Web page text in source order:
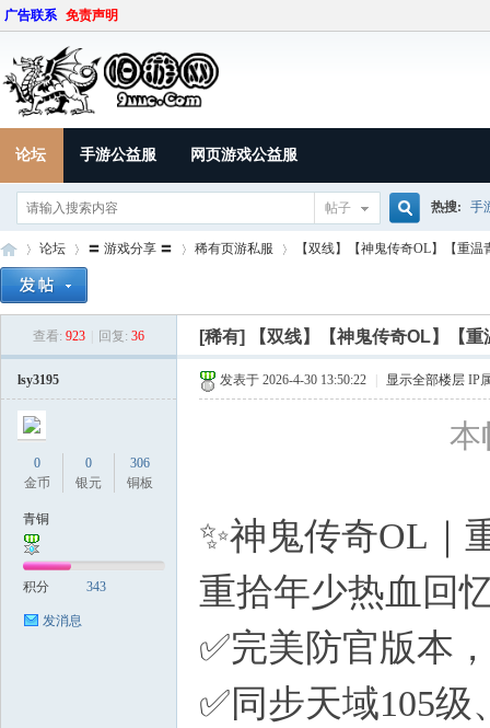
广告联系 免责声明
论坛 手游公益服 网页游戏公益服
帖子
搜
索
热搜: 手
论坛
›
〓 游戏分享 〓 稀有页游私服
›
【双线】【神鬼传奇OL】【重
查看: 923 回复: 36 [稀有] 【双线】【神鬼传奇OL】【
lsy3195
0
金币
0
银元
306
铜板
青铜
积分 343
发消息
发表于 2026-4-30 13:50:22 显示全部楼层 IP
本
✨神鬼传奇OL｜
重拾年少热血回
✅完美防官版本
✅同步天域105